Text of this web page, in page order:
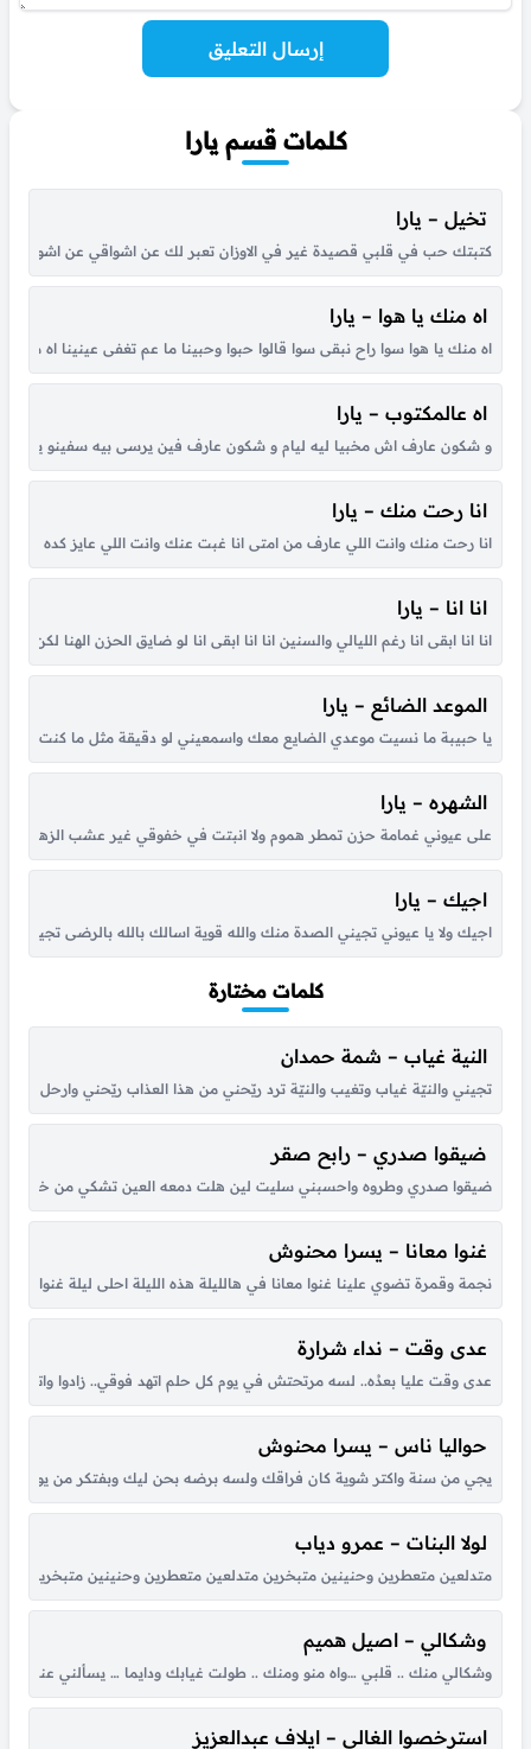
إرسال التعليق
كلمات قسم يارا
تخيل – يارا
كتبتك حب في قلبي قصيدة غير في الاوزان تعبر لك عن اشواقي عن اشواقي
اه منك يا هوا – يارا
اه منك يا هوا سوا راح نبقى سوا قالوا حبوا وحبينا ما عم تغفى عينينا اه منك
اه عالمكتوب – يارا
و شكون عارف اش مخبيا ليه ليام و شكون عارف فين يرسى بيه سفينو ياما
انا رحت منك – يارا
انا رحت منك وانت اللي عارف من امتى انا غبت عنك وانت اللي عايز كده
انا انا – يارا
انا انا ابقى انا رغم الليالي والسنين انا انا ابقى انا لو ضايق الحزن الهنا
الموعد الضائع – يارا
يا حبيبة ما نسيت موعدي الضايع معك واسمعيني لو دقيقة مثل ما كنت
الشهره – يارا
على عيوني غمامة حزن تمطر هموم ولا انبتت في خفوقي غير عشب الزهر
اجيك – يارا
اجيك ولا يا عيوني تجيني الصدة منك والله قوية اسالك بالله بالرضى
كلمات مختارة
النية غياب – شمة حمدان
تجيني والنيّة غياب وتغيب والنيّة ترد ريّحني من هذا العذاب ريّحني وارحل
ضيقوا صدري – رابح صقر
ضيقوا صدري وطروه واحسبني سليت لين هلت دمعه العين تشكي من خطاه لي
غنوا معانا – يسرا محنوش
نجمة وقمرة تضوي علينا غنوا معانا في هالليلة هذه الليلة احلى ليلة غنوا معانا
عدى وقت – نداء شرارة
عدى وقت عليا بعدُه.. لسه مرتحتش في يوم كل حلم اتهد فوقي.. زادوا
حواليا ناس – يسرا محنوش
يجي من سنة واكتر شوية كان فراقك ولسه برضه بحن ليك وبفتكر من يوم
لولا البنات – عمرو دياب
متدلعين متعطرين وحنينين متبخرين متدلعين متعطرين وحنينين متبخرين عملوا
وشكالي – اصيل هميم
وشكالي منك .. قلبي …واه منو ومنك .. طولت غيابك ودايما … يسألني عنك
استرخصوا الغالي – ايلاف عبدالعزيز